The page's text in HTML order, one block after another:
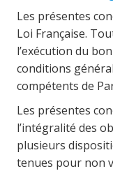
Les présentes
Loi Française.
l’exécution du
conditions
compétents de
Les présentes
l’intégralité des
plusieurs
tenues pour non